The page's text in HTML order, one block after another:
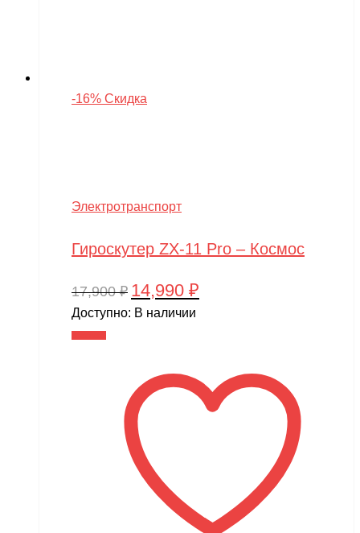
-16% Скидка
Электротранспорт
Гироскутер ZX-11 Pro – Космос
17,900₽ Первоначальная
цена
14,990 ₽
Доступно: В наличии